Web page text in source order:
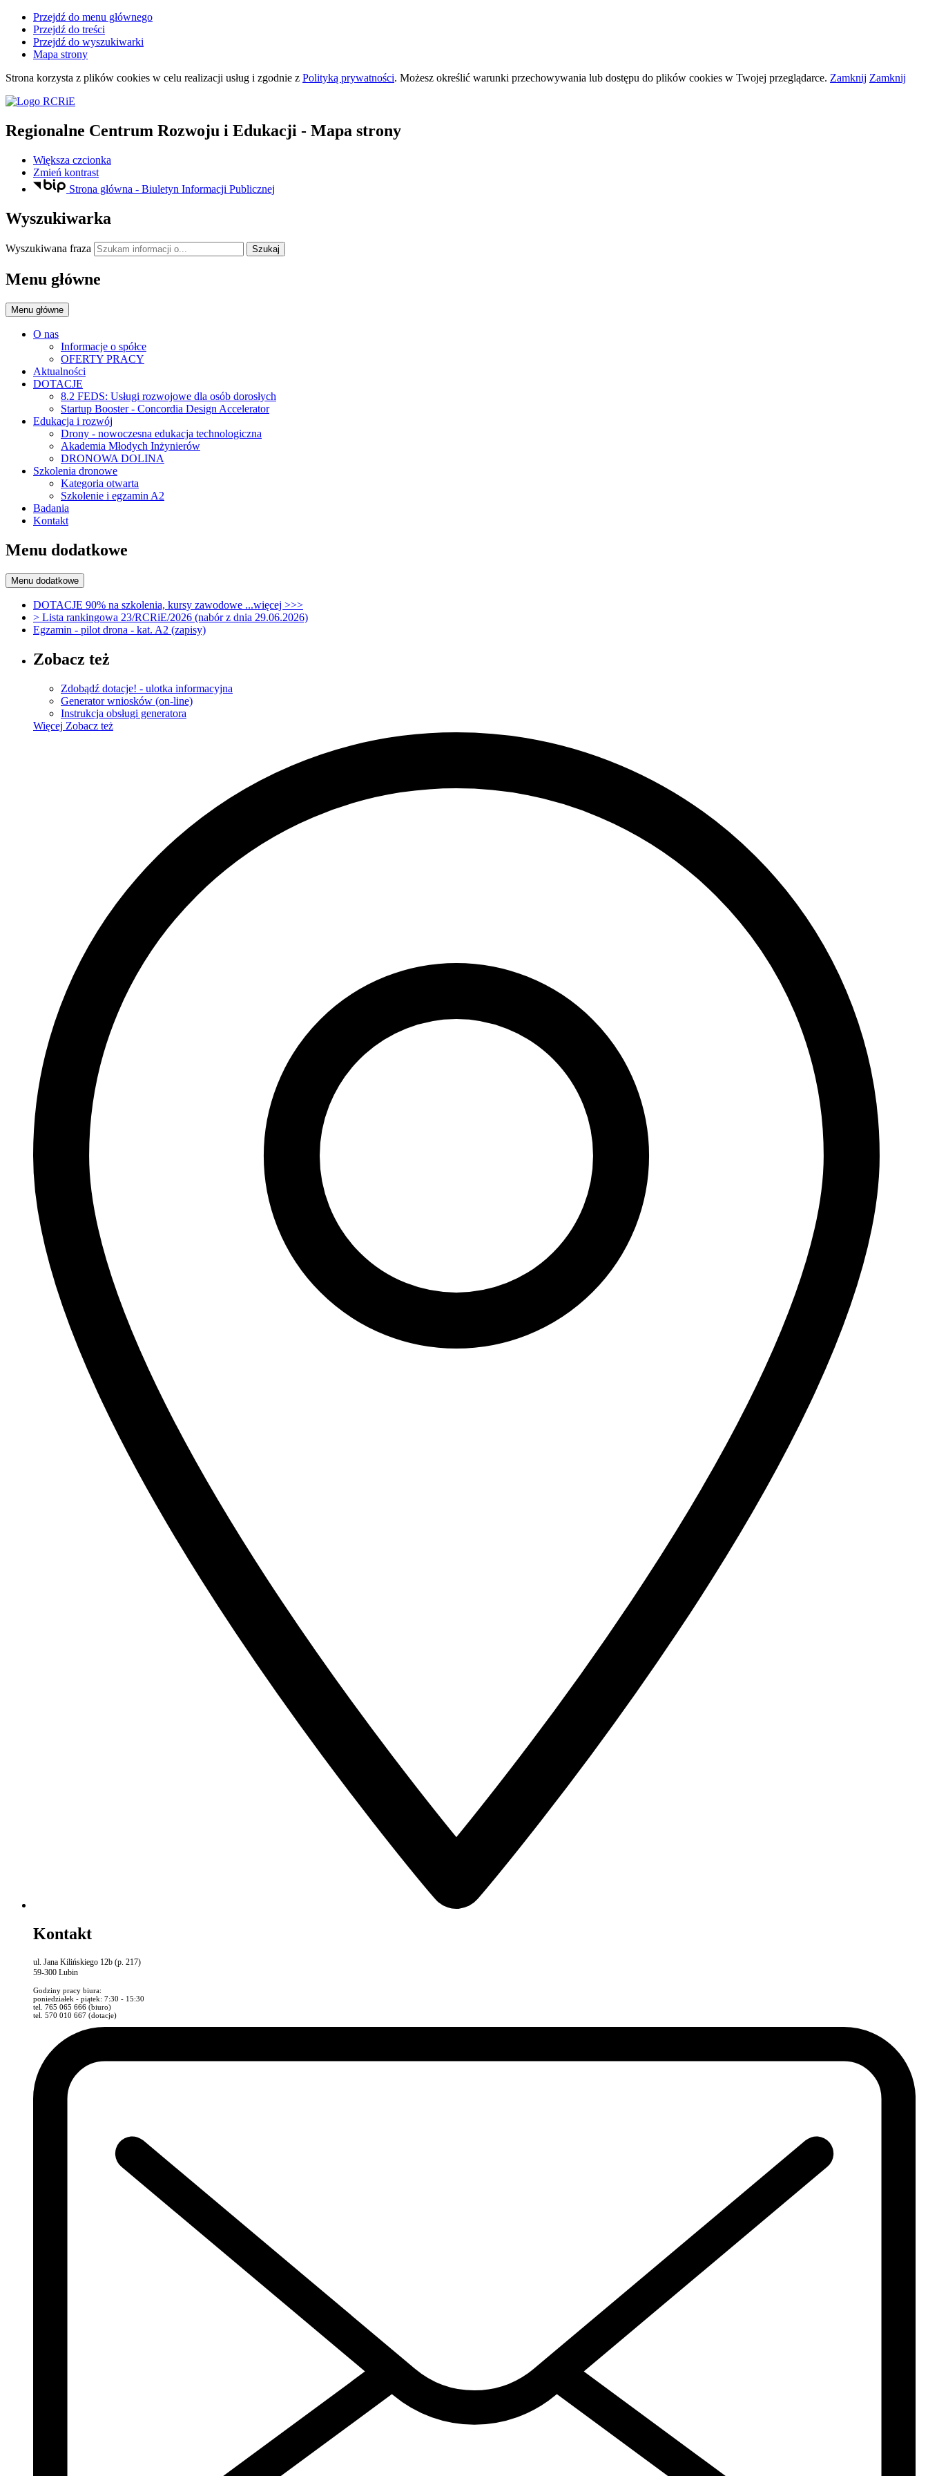
Przejdź do menu głównego
Przejdź do treści
Przejdź do wyszukiwarki
Mapa strony
Strona korzysta z plików cookies w celu realizacji usług i zgodnie z Polityką prywatności. Możesz określić warunki przechowywania lub dostępu do plików cookies w Twojej przeglądarce. Zamknij Zamknij
Regionalne Centrum Rozwoju i Edukacji - Mapa strony
Większa czcionka
Zmień kontrast
Strona główna - Biuletyn Informacji Publicznej
Wyszukiwarka
Wyszukiwana fraza Szukaj
Menu główne
Menu główne
O nas
Informacje o spółce
OFERTY PRACY
Aktualności
DOTACJE
8.2 FEDS: Usługi rozwojowe dla osób dorosłych
Startup Booster - Concordia Design Accelerator
Edukacja i rozwój
Drony - nowoczesna edukacja technologiczna
Akademia Młodych Inżynierów
DRONOWA DOLINA
Szkolenia dronowe
Kategoria otwarta
Szkolenie i egzamin A2
Badania
Kontakt
Menu dodatkowe
Menu dodatkowe
DOTACJE 90% na szkolenia, kursy zawodowe ...więcej >>>
> Lista rankingowa 23/RCRiE/2026 (nabór z dnia 29.06.2026)
Egzamin - pilot drona - kat. A2 (zapisy)
Zobacz też
Zdobądź dotacje! - ulotka informacyjna
Generator wniosków (on-line)
Instrukcja obsługi generatora
Więcej Zobacz też
Kontakt
ul. Jana Kilińskiego 12b (p. 217)
59-300 Lubin
Godziny pracy biura:
poniedziałek - piątek: 7:30 - 15:30
tel. 765 065 666 (biuro)
tel. 570 010 667 (dotacje)